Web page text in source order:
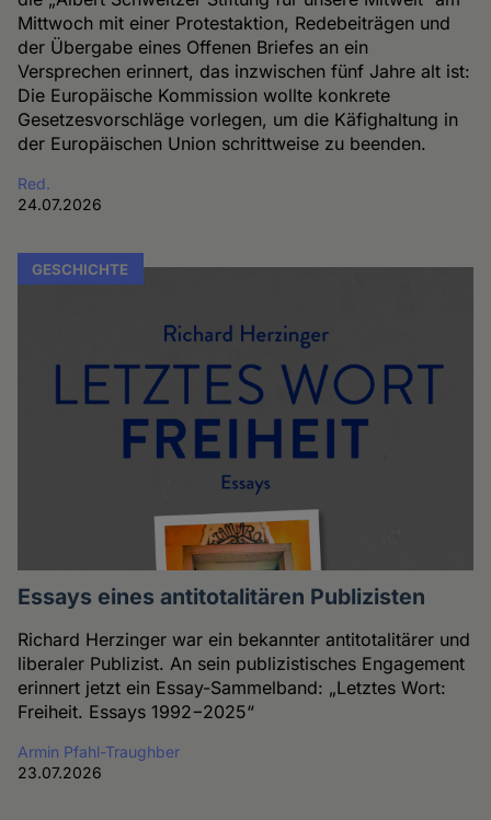
Mittwoch mit einer Protestaktion, Redebeiträgen und
der Übergabe eines Offenen Briefes an ein
Versprechen erinnert, das inzwischen fünf Jahre alt ist:
Die Europäische Kommission wollte konkrete
Gesetzesvorschläge vorlegen, um die Käfighaltung in
der Europäischen Union schrittweise zu beenden.
Red.
24.07.2026
GESCHICHTE
Essays eines antitotalitären Publizisten
Richard Herzinger war ein bekannter antitotalitärer und
liberaler Publizist. An sein publizistisches Engagement
erinnert jetzt ein Essay-Sammelband: „Letztes Wort:
Freiheit. Essays 1992−2025“
Armin Pfahl-Traughber
23.07.2026